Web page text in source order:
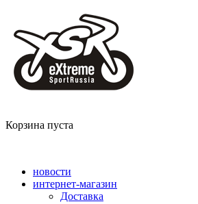
Корзина пуста
новости
интернет-магазин
Доставка